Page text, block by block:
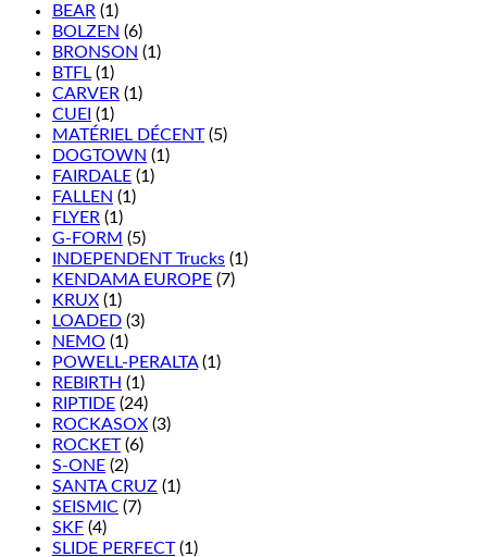
BEAR (1)
BOLZEN (6)
BRONSON (1)
BTFL (1)
CARVER (1)
CUEI (1)
MATÉRIEL DÉCENT (5)
DOGTOWN (1)
FAIRDALE (1)
FALLEN (1)
FLYER (1)
G-FORM (5)
INDEPENDENT Trucks (1)
KENDAMA EUROPE (7)
KRUX (1)
LOADED (3)
NEMO (1)
POWELL-PERALTA (1)
REBIRTH (1)
RIPTIDE (24)
ROCKASOX (3)
ROCKET (6)
S-ONE (2)
SANTA CRUZ (1)
SEISMIC (7)
SKF (4)
SLIDE PERFECT (1)